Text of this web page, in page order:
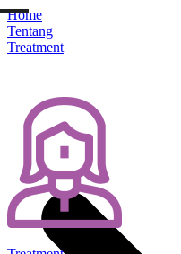
Home
Tentang
Treatment